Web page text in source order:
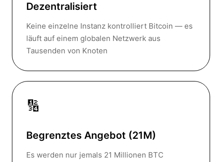
Dezentralisiert
Keine einzelne Instanz kontrolliert Bitcoin — es
läuft auf einem globalen Netzwerk aus
Tausenden von Knoten
🔢
Begrenztes Angebot (21M)
Es werden nur jemals 21 Millionen BTC